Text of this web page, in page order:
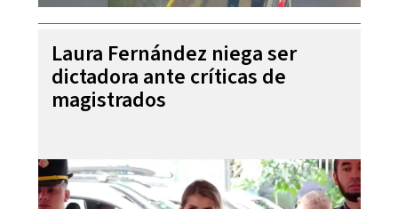
Laura Fernández niega ser
dictadora ante críticas de
magistrados